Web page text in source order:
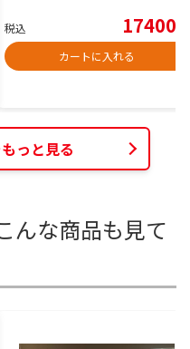
税込 17400
カートに入れる
っと見る
んな商品も見て